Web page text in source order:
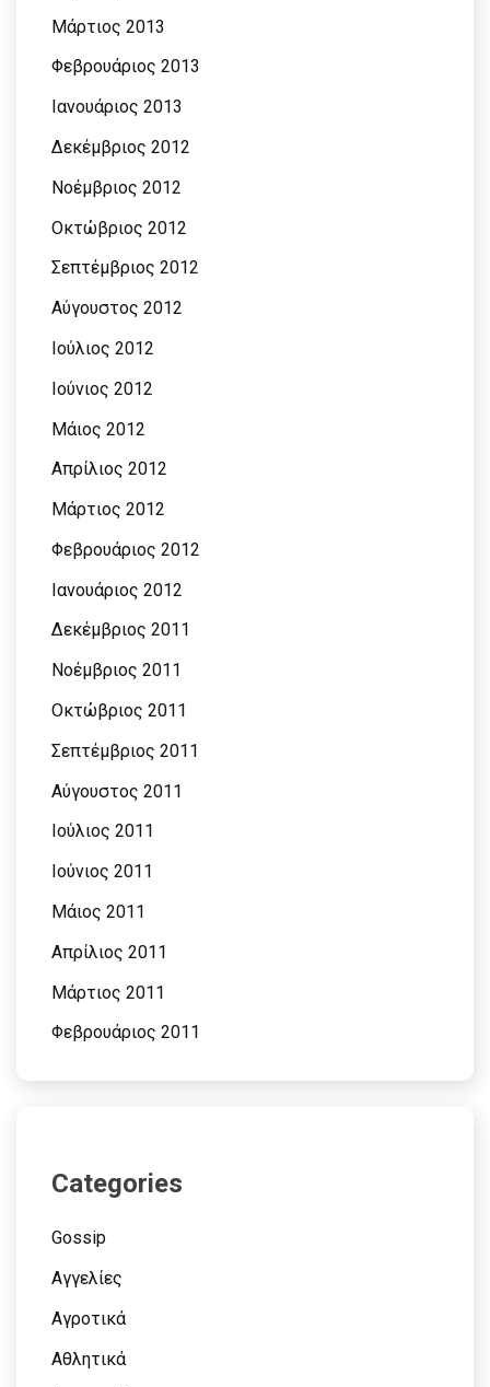
Μάρτιος 2013
Φεβρουάριος 2013
Ιανουάριος 2013
Δεκέμβριος 2012
Νοέμβριος 2012
Οκτώβριος 2012
Σεπτέμβριος 2012
Αύγουστος 2012
Ιούλιος 2012
Ιούνιος 2012
Μάιος 2012
Απρίλιος 2012
Μάρτιος 2012
Φεβρουάριος 2012
Ιανουάριος 2012
Δεκέμβριος 2011
Νοέμβριος 2011
Οκτώβριος 2011
Σεπτέμβριος 2011
Αύγουστος 2011
Ιούλιος 2011
Ιούνιος 2011
Μάιος 2011
Απρίλιος 2011
Μάρτιος 2011
Φεβρουάριος 2011
Categories
Gossip
Αγγελίες
Αγροτικά
Αθλητικά